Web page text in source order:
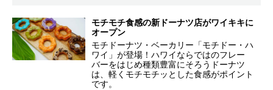
モチモチ食感の新ドーナツ店がワイキキに
オープン
モチドーナツ・ベーカリー「モチドー・ハ
ワイ」が登場！ハワイならではのフレー
バーをはじめ種類豊富にそろうドーナツ
は、軽くモチモチッとした食感がポイント
です。